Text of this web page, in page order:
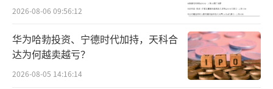
达到5.11亿元，持续的研发投入为技术迭代与
产品落地提供坚实支撑。
需要说明的是，研制新药普遍面临进入门
槛高、研发周期长、资金投入多、审批程序严
2026-08-06 09:56:12
华为哈勃投资、宁德时代加持，天科合
达为何越卖越亏？
2026-08-05 14:16:14